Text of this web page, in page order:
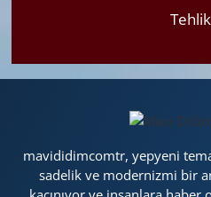
mavididimcomtr, yepyeni
sadelik ve modernizmi bir